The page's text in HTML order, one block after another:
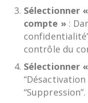
Sélectionner
compte »:
contrôle du
Sélectionner
“Suppression”.